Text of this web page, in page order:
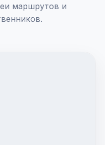
маршрутов и